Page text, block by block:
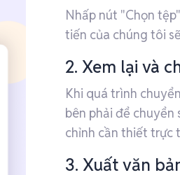
Nhấp nút "Chọn
tiến của chúng tôi
2. Xem lại và
Khi quá trình
bên phải để chuyển
chỉnh cần thiết trực
3. Xuất văn